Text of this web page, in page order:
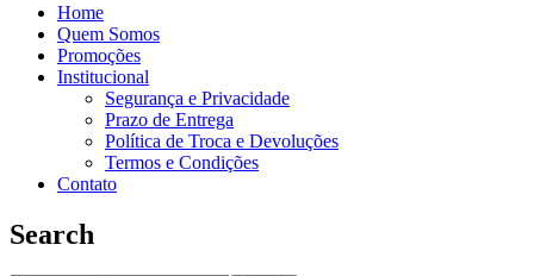
Home
Quem Somos
Promoções
Institucional
Segurança e Privacidade
Prazo de Entrega
Política de Troca e Devoluções
Termos e Condições
Contato
Search